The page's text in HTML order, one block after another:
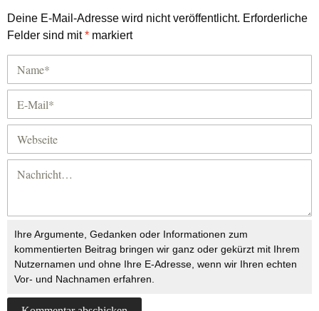
Deine E-Mail-Adresse wird nicht veröffentlicht. Erforderliche
Felder sind mit* markiert
Ihre Argumente, Gedanken oder Informationen zum
kommentierten Beitrag bringen wir ganz oder gekürzt mit Ihrem
Nutzernamen und ohne Ihre E-Adresse, wenn wir Ihren echten
Vor- und Nachnamen erfahren.